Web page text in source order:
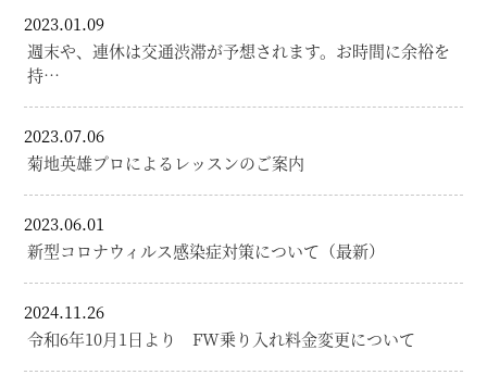
2023.01.09
週末や、連休は交通渋滞が予想されます。お時間に余裕を
持…
2023.07.06
菊地英雄プロによるレッスンのご案内
2023.06.01
新型コロナウィルス感染症対策について（最新）
2024.11.26
令和6年10月1日より FW乗り入れ料金変更について